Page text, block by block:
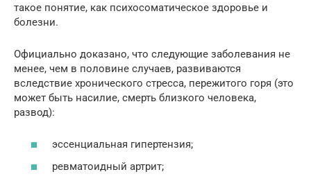
такое понятие, как психосоматическое здоровье и
болезни.
Официально доказано, что следующие заболевания не
менее, чем в половине случаев, развиваются
вследствие хронического стресса, пережитого горя (это
может быть насилие, смерть близкого человека,
развод):
эссенциальная гипертензия;
ревматоидный артрит;